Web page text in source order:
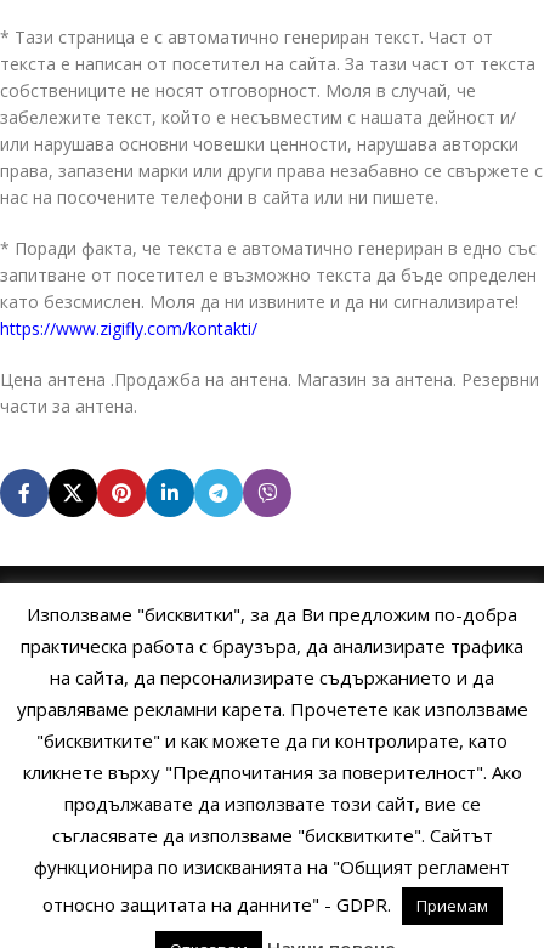
* Тази страница е с автоматично генериран текст. Част от
текста е написан от посетител на сайта. За тази част от текста
собствениците не носят отговорност. Моля в случай, че
забележите текст, който е несъвместим с нашата дейност и/
или нарушава основни човешки ценности, нарушава авторски
права, запазени марки или други права незабавно се свържете с
нас на посочените телефони в сайта или ни пишете.
* Поради факта, че текста е автоматично генериран в едно със
запитване от посетител е възможно текста да бъде определен
като безсмислен. Моля да ни извините и да ни сигнализирате!
https://www.zigifly.com/kontakti/
Цена антена .Продажба на антена. Магазин за антена. Резервни
части за антена.
ОБЩИ УСЛОВИЯ УСЛОВИЯ И ПРАВИЛА
ПОЛИТИКА НА БИСКВИТКИТЕПОЛИТИКА ЗА ПОВЕРИТЕЛНОСТ
Copyright © 2014 - 2024 Zigifly.com — Developed by We Work With
You
Използваме "бисквитки", за да Ви предложим по-добра
практическа работа с браузъра, да анализирате трафика
на сайта, да персонализирате съдържанието и да
управляваме рекламни карета. Прочетете как използваме
"бисквитките" и как можете да ги контролирате, като
кликнете върху "Предпочитания за поверителност". Ако
продължавате да използвате този сайт, вие се
съгласявате да използваме "бисквитките". Сайтът
функционира по изискванията на "Общият регламент
относно защитата на данните" - GDPR.
Приемам